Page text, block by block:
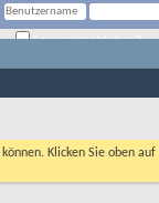
Angemeldet bleiben?
Klicken Sie oben